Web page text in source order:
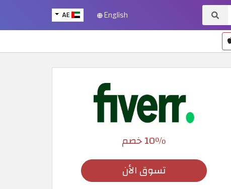
AE English
10٪ خصم
تسوق الأن